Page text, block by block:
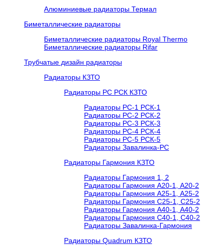
Алюминиевые радиаторы Термал
Биметаллические радиаторы
Биметаллические радиаторы Royal Thermo
Биметаллические радиаторы Rifar
Трубчатые дизайн радиаторы
Радиаторы КЗТО
Радиаторы РС РСК КЗТО
Радиаторы РС-1 РСК-1
Радиаторы РС-2 РСК-2
Радиаторы РС-3 РСК-3
Радиаторы РС-4 РСК-4
Радиаторы РС-5 РСК-5
Радиаторы Завалинка-РС
Радиаторы Гармония КЗТО
Радиаторы Гармония 1, 2
Радиаторы Гармония А20-1, А20-2
Радиаторы Гармония А25-1, А25-2
Радиаторы Гармония С25-1, С25-2
Радиаторы Гармония А40-1, А40-2
Радиаторы Гармония С40-1, С40-2
Радиаторы Завалинка-Гармония
Радиаторы Quadrum КЗТО